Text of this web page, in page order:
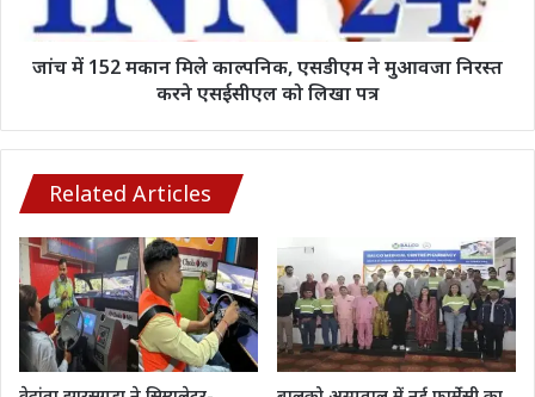
मुआवजा
निरस्त
पत्र
जांच में 152 मकान मिले काल्पनिक, एसडीएम ने मुआवजा निरस्त
करने एसईसीएल को लिखा पत्र
Related Articles